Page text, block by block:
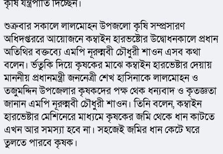
কৃষি যন্ত্রপাতি দিচ্ছেন।
শুক্রবার সকালে লালমোহন উপজলো কৃষি সম্প্রসারণ
অধিদপ্তররে আয়োজনে কম্বাইন হারভষ্টোর উদ্বোধনকালে প্রধান
অতিথির বক্তব্যে এমপি নূরুন্নবী চৌধুরী শাওন এসব কথা
বলেন। র্ভতুকি দিয়ে কৃষকের মাঝে কম্বাইন হারভেষ্টার দেয়ায়
মাননীয় প্রধানমন্ত্রী জননেত্রী শেখ হাসিনাকে লালমোহন ও
তজুমদ্দিন উপজেলার কৃষকদের পক্ষ থেক ধন্যবাদ ও কৃতজ্ঞতা
জানান এমপি নূরুন্নবী চৌধুরী শাওন। তিনি বলেন, কম্বাইন
হারভেষ্টার মেশিনেরে মাধ্যমে কৃষকের জমি থেকে ধান কাটতে
এখন আর সমস্যা হবে না। সহজেই জমির ধান কেটে ঘরে
তুলতে পারবে কৃষক।